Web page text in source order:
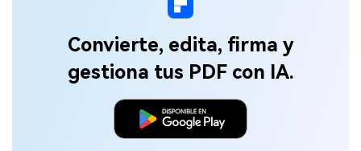
Convierte, edita, firma y
gestiona tus PDF con IA.